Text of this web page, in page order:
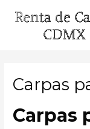
Carpas
Carpas